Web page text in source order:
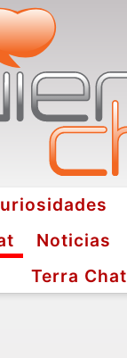
Noticias
Terra Chat